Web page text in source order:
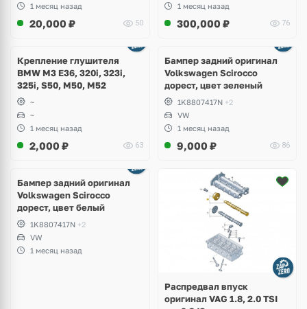
1 месяц назад
20,000 ₽ 50
1 месяц назад
300,000 ₽ 76
Крепление глушителя
BMW M3 E36, 320i, 323i,
325i, S50, M50, M52
~
~
1 месяц назад
2,000 ₽ 63
Бампер задний оригинал
Volkswagen Scirocco
дорест, цвет зеленый
1K8807417N +2
VW
1 месяц назад
9,000 ₽ 86
Бампер задний оригинал
Volkswagen Scirocco
дорест, цвет белый
1K8807417N +2
VW
1 месяц назад
Распредвал впуск
оригинал VAG 1.8, 2.0 TSI